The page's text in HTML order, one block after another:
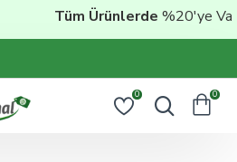
Tüm Ürünlerde%20'ye Varan
0 0